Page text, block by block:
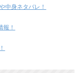
中身ネタバレ！
報！